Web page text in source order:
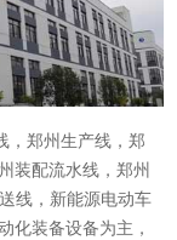
，郑州生产线，郑
装配流水线，郑州
线，新能源电动车
化装备设备为主，